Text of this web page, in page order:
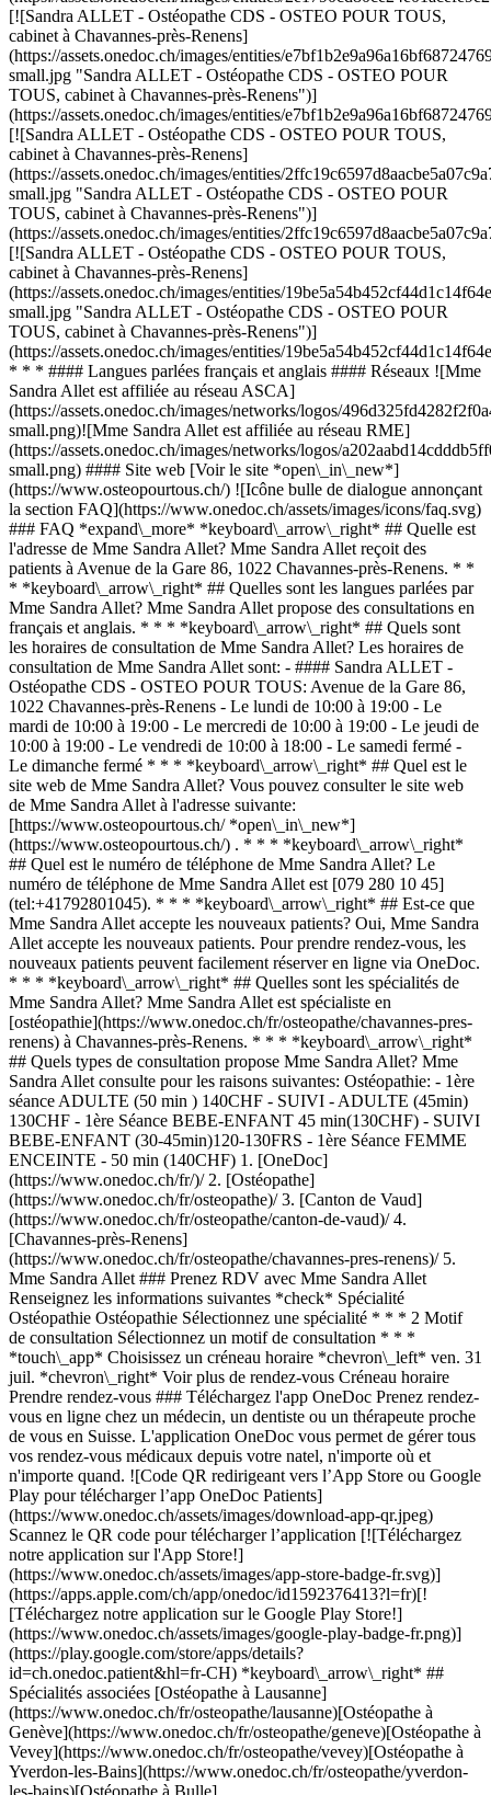
[![Sandra ALLET - Ostéopathe CDS - OSTEO POUR TOUS,
cabinet à Chavannes-près-Renens]
(https://assets.onedoc.ch/images/entities/
small.jpg "Sandra ALLET - Ostéopathe CDS - OSTEO POUR
TOUS, cabinet à Chavannes-près-Renens")]
(https://assets.onedoc.ch/images/entities/
[![Sandra ALLET - Ostéopathe CDS - OSTEO POUR TOUS,
cabinet à Chavannes-près-Renens]
(https://assets.onedoc.ch/images/entities/
small.jpg "Sandra ALLET - Ostéopathe CDS - OSTEO POUR
TOUS, cabinet à Chavannes-près-Renens")]
(https://assets.onedoc.ch/images/entities/
[![Sandra ALLET - Ostéopathe CDS - OSTEO POUR TOUS,
cabinet à Chavannes-près-Renens]
(https://assets.onedoc.ch/images/entities/
small.jpg "Sandra ALLET - Ostéopathe CDS - OSTEO POUR
TOUS, cabinet à Chavannes-près-Renens")]
(https://assets.onedoc.ch/images/entities/
* * * #### Langues parlées français et anglais #### Réseaux ![Mme
Sandra Allet est affiliée au réseau ASCA]
(https://assets.onedoc.ch/images/networks/logos/
small.png)![Mme Sandra Allet est affiliée au réseau RME]
(https://assets.onedoc.ch/images/networks/logos/
small.png) #### Site web [Voir le site *open\_in\_new*]
(https://www.osteopourtous.ch/) ![Icône bulle de dialogue annonçant
la section FAQ](https://www.onedoc.ch/assets/images/icons/faq.svg)
### FAQ *expand\_more* *keyboard\_arrow\_right* ## Quelle est
l'adresse de Mme Sandra Allet? Mme Sandra Allet reçoit des
patients à Avenue de la Gare 86, 1022 Chavannes-près-Renens. * *
* *keyboard\_arrow\_right* ## Quelles sont les langues parlées par
Mme Sandra Allet? Mme Sandra Allet propose des consultations en
français et anglais. * * * *keyboard\_arrow\_right* ## Quels sont
les horaires de consultation de Mme Sandra Allet? Les horaires de
consultation de Mme Sandra Allet sont: - #### Sandra ALLET -
Ostéopathe CDS - OSTEO POUR TOUS: Avenue de la Gare 86,
1022 Chavannes-près-Renens - Le lundi de 10:00 à 19:00 - Le
mardi de 10:00 à 19:00 - Le mercredi de 10:00 à 19:00 - Le jeudi de
10:00 à 19:00 - Le vendredi de 10:00 à 18:00 - Le samedi fermé -
Le dimanche fermé * * * *keyboard\_arrow\_right* ## Quel est le
site web de Mme Sandra Allet? Vous pouvez consulter le site web
de Mme Sandra Allet à l'adresse suivante:
[https://www.osteopourtous.ch/ *open\_in\_new*]
(https://www.osteopourtous.ch/) . * * * *keyboard\_arrow\_right*
## Quel est le numéro de téléphone de Mme Sandra Allet? Le
numéro de téléphone de Mme Sandra Allet est [079 280 10 45]
(tel:+41792801045). * * * *keyboard\_arrow\_right* ## Est-ce que
Mme Sandra Allet accepte les nouveaux patients? Oui, Mme Sandra
Allet accepte les nouveaux patients. Pour prendre rendez-vous, les
nouveaux patients peuvent facilement réserver en ligne via OneDoc.
* * * *keyboard\_arrow\_right* ## Quelles sont les spécialités de
Mme Sandra Allet? Mme Sandra Allet est spécialiste en
[ostéopathie](https://www.onedoc.ch/fr/osteopathe/chavannes-pres-
renens) à Chavannes-près-Renens. * * * *keyboard\_arrow\_right*
## Quels types de consultation propose Mme Sandra Allet? Mme
Sandra Allet consulte pour les raisons suivantes: Ostéopathie: - 1ère
séance ADULTE (50 min ) 140CHF - SUIVI - ADULTE (45min)
130CHF - 1ère Séance BEBE-ENFANT 45 min(130CHF) - SUIVI
BEBE-ENFANT (30-45min)120-130FRS - 1ère Séance FEMME
ENCEINTE - 50 min (140CHF) 1. [OneDoc](https://www.onedoc.ch/fr/)/ 2. [Ostéopathe](https://www.onedoc.ch/fr/osteopathe)/ 3. [Canton de Vaud](https://www.onedoc.ch/fr/osteopathe/canton-de-vaud)/ 4. [Chavannes-près-Renens](https://www.onedoc.ch/fr/osteopathe/chavannes-pres-renens)/ 5. Mme Sandra Allet ### Prenez RDV avec Mme Sandra Allet Renseignez les informations suivantes *check* Spécialité Ostéopathie Ostéopathie Sélectionnez une spécialité * * * 2 Motif de consultation Sélectionnez un motif de consultation * * * *touch\_app* Choisissez un créneau horaire *chevron\_left* ven. 31 juil. *chevron\_right* Voir plus de rendez-vous Créneau horaire Prendre rendez-vous ### Téléchargez l'app OneDoc Prenez rendez-vous en ligne chez un médecin, un dentiste ou un thérapeute proche de vous en Suisse. L'application OneDoc vous permet de gérer tous vos rendez-vous médicaux depuis votre natel, n'importe où et n'importe quand. ![Code QR redirigeant vers l’App Store ou Google Play pour télécharger l’app OneDoc Patients](https://www.onedoc.ch/assets/images/download-app-qr.jpeg) Scannez le QR code pour télécharger l’application [![Téléchargez notre application sur l'App Store!](https://www.onedoc.ch/assets/images/app-store-badge-fr.svg)](https://apps.apple.com/ch/app/onedoc/id1592376413?l=fr)[![Téléchargez notre application sur le Google Play Store!](https://www.onedoc.ch/assets/images/google-play-badge-fr.png)](https://play.google.com/store/apps/details?id=ch.onedoc.patient&hl=fr-CH) *keyboard\_arrow\_right* ## Spécialités associées [Ostéopathe à Lausanne](https://www.onedoc.ch/fr/osteopathe/lausanne)[Ostéopathe à Genève](https://www.onedoc.ch/fr/osteopathe/geneve)[Ostéopathe à Vevey](https://www.onedoc.ch/fr/osteopathe/vevey)[Ostéopathe à Yverdon-les-Bains](https://www.onedoc.ch/fr/osteopathe/yverdon-les-bains)[Ostéopathe à Bulle](https://www.onedoc.ch/fr/osteopathe/bulle)[Ostéopathe à Nyon](https://www.onedoc.ch/fr/osteopathe/nyon)[Ostéopathe à Préverenges](https://www.onedoc.ch/fr/osteopathe/preverenges)[Ostéopathe à Pully](https://www.onedoc.ch/fr/osteopathe/pully)[Ostéopathe à Châtel-Saint-Denis](https://www.onedoc.ch/fr/osteopathe/chatel-saint-denis)[Ostéopathe à Morges](https://www.onedoc.ch/fr/osteopathe/morges)[Ostéopathe à Epalinges](https://www.onedoc.ch/fr/osteopathe/epalinges)[Ostéopathe à Renens](https://www.onedoc.ch/fr/osteopathe/renens)[Ostéopathe à Collombey](https://www.onedoc.ch/fr/osteopathe/collombey)[Ostéopathe à Hauterive FR](https://www.onedoc.ch/fr/osteopathe/hauterive?state=FR)[Ostéopathe à Orbe](https://www.onedoc.ch/fr/osteopathe/orbe)[Ostéopathe à Bex](https://www.onedoc.ch/fr/osteopathe/bex)[Ostéopathe à Montreux](https://www.onedoc.ch/fr/osteopathe/montreux)[Ostéopathe à Lutry](https://www.onedoc.ch/fr/osteopathe/lutry)[Ostéopathe à Froideville](https://www.onedoc.ch/fr/osteopathe/froideville)[Ostéopathe à La Tour-de-Peilz](https://www.onedoc.ch/fr/osteopathe/la-tour-de-peilz)[Ostéopathe à Versoix](https://www.onedoc.ch/fr/osteopathe/versoix) *keyboard\_arrow\_right* ## Recherches fréquentes [Physiothérapeute à Genève](https://www.onedoc.ch/fr/physiotherapeute/geneve)[Psychologue à Genève](https://www.onedoc.ch/fr/psychologue/geneve)[Physiothérapeute à Lausanne](https://www.onedoc.ch/fr/physiotherapeute/lausanne)[Médecin généraliste à Genève](https://www.onedoc.ch/fr/medecin-generaliste/geneve)[Thérapeute en drainage lymphatique à Genève](https://www.onedoc.ch/fr/therapeute-en-drainage-lymphatique/geneve)[Masseur classique à Genève](https://www.onedoc.ch/fr/masseur-classique/geneve)[Spécialiste en médecine interne générale à Genève](https://www.onedoc.ch/fr/specialiste-en-medecine-interne-generale/geneve)[Réflexologue à Genève](https://www.onedoc.ch/fr/reflexologue/geneve)[Médecin-dentiste à Genève](https://www.onedoc.ch/fr/medecin-dentiste/geneve)[Psychologue à Lausanne](https://www.onedoc.ch/fr/psychologue/lausanne)[Acupuncteur à Genève](https://www.onedoc.ch/fr/acupuncteur/geneve)[Ostéopathe à Lausanne](https://www.onedoc.ch/fr/osteopathe/lausanne)[Masseur classique à Lausanne](https://www.onedoc.ch/fr/masseur-classique/lausanne)[Médecin généraliste à Lausanne](https://www.onedoc.ch/fr/medecin-generaliste/lausanne)[Spécialiste en Médecine Traditionnelle Chinoise (MTC) à Genève](https://www.onedoc.ch/fr/specialiste-en-medecine-traditionnelle-chinoise-mtc/geneve)[Physiothérapeute du sport à Genève](https://www.onedoc.ch/fr/physiotherapeute-du-sport/geneve)[Ostéopathe à Genève](https://www.onedoc.ch/fr/osteopathe/geneve)[Masseur thérapeutique à Genève](https://www.onedoc.ch/fr/masseur-therapeutique/geneve)[Gynécologue obstétricien à Genève](https://www.onedoc.ch/fr/gynecologue-obstetricien/geneve)[Psychothérapeute à Genève](https://www.onedoc.ch/fr/psychotherapeute/geneve)[Thérapeute en nutrition MCO à Genève](https://www.onedoc.ch/fr/therapeute-en-nutrition-mco/geneve) *keyboard\_arrow\_right* ## Annuaire des professionnels de santé suisses [Liste des praticiens](https://www.onedoc.ch/fr/annuaire) [A](https://www.onedoc.ch/fr/annuaire/A) [B](https://www.onedoc.ch/fr/annuaire/B) [C](https://www.onedoc.ch/fr/annuaire/C) [D](https://www.onedoc.ch/fr/annuaire/D) [E](https://www.onedoc.ch/fr/annuaire/E) [F](https://www.onedoc.ch/fr/annuaire/F) [G](https://www.onedoc.ch/fr/annuaire/G) [H](https://www.onedoc.ch/fr/annuaire/H) [I](https://www.onedoc.ch/fr/annuaire/I) [J](https://www.onedoc.ch/fr/annuaire/J) [K](https://www.onedoc.ch/fr/annuaire/K) [L](https://www.onedoc.ch/fr/annuaire/L) [M](https://www.onedoc.ch/fr/annuaire/M) [N](https://www.onedoc.ch/fr/annuaire/N) [O](https://www.onedoc.ch/fr/annuaire/O) [P](https://www.onedoc.ch/fr/annuaire/P) [Q](https://www.onedoc.ch/fr/annuaire/Q) [R](https://www.onedoc.ch/fr/annuaire/R) [S](https://www.onedoc.ch/fr/annuaire/S) [T](https://www.onedoc.ch/fr/annuaire/T) [U](https://www.onedoc.ch/fr/annuaire/U) [V](https://www.onedoc.ch/fr/annuaire/V) [W](https://www.onedoc.ch/fr/annuaire/W) [X](https://www.onedoc.ch/fr/annuaire/X) [Y](https://www.onedoc.ch/fr/annuaire/Y) [Z](https://www.onedoc.ch/fr/annuaire/Z) ## OneDoc [Pour les professionnels de santé](https://info.onedoc.ch/fr/) [À propos de nous](https://info.onedoc.ch/fr/raison-d-etre/) [Presse](https://info.onedoc.ch/fr/presse/) [Carrières](https://career.onedoc.ch/fr) [Centre de confidentialité](https://privacy.onedoc.ch/fr/) [Gestion des cookies](javascript:Didomi.preferences.show%28%29) [Centre d'aide](https://help.onedoc.ch/fr/) ## Langues [Deutsch](https://www.onedoc.ch/de/osteopathin/chavannes-pres-renens/pcvms/sandra-allet) [Français](https://www.onedoc.ch/fr/osteopathe/chavannes-pres-renens/pcvms/sandra-allet) [Italiano](https://www.onedoc.ch/it/osteopata/chavannes-pres-renens/pcvms/sandra-allet) [English](https://www.onedoc.ch/en/osteopath/chavannes-pres-renens/pcvms/sandra-allet) ## Spécialités associées [Ostéopathe à Lausanne](https://www.onedoc.ch/fr/osteopathe/lausanne) [Ostéopathe à Genève](https://www.onedoc.ch/fr/osteopathe/geneve) [Ostéopathe à Vevey](https://www.onedoc.ch/fr/osteopathe/vevey) [Ostéopathe à Yverdon-les-Bains](https://www.onedoc.ch/fr/osteopathe/yverdon-les-bains) [Ostéopathe à Bulle](https://www.onedoc.ch/fr/osteopathe/bulle) [Ostéopathe à Nyon](https://www.onedoc.ch/fr/osteopathe/nyon) [Ostéopathe à Préverenges](https://www.onedoc.ch/fr/osteopathe/preverenges) [Ostéopathe à Pully](https://www.onedoc.ch/fr/osteopathe/pully) [Ostéopathe à Châtel-Saint-Denis](https://www.onedoc.ch/fr/osteopathe/chatel-saint-denis) [Ostéopathe à Morges](https://www.onedoc.ch/fr/osteopathe/morges) [Ostéopathe à Epalinges](https://www.onedoc.ch/fr/osteopathe/epalinges) [Ostéopathe à Renens](https://www.onedoc.ch/fr/osteopathe/renens) [Ostéopathe à Collombey](https://www.onedoc.ch/fr/osteopathe/collombey) [Ostéopathe à Hauterive FR](https://www.onedoc.ch/fr/osteopathe/hauterive?state=FR) [Ostéopathe à Orbe](https://www.onedoc.ch/fr/osteopathe/orbe) [Ostéopathe à Bex](https://www.onedoc.ch/fr/osteopathe/bex) [Ostéopathe à Montreux](https://www.onedoc.ch/fr/osteopathe/montreux) [Ostéopathe à Lutry](https://www.onedoc.ch/fr/osteopathe/lutry) [Ostéopathe à Froideville](https://www.onedoc.ch/fr/osteopathe/froideville) [Ostéopathe à La Tour-de-Peilz](https://www.onedoc.ch/fr/osteopathe/la-tour-de-peilz) [Ostéopathe à Versoix](https://www.onedoc.ch/fr/osteopathe/versoix) ## Recherches fréquentes [Physiothérapeute à Genève](https://www.onedoc.ch/fr/physiotherapeute/geneve) [Psychologue à Genève](https://www.onedoc.ch/fr/psychologue/geneve) [Physiothérapeute à Lausanne](https://www.onedoc.ch/fr/physiotherapeute/lausanne) [Médecin généraliste à Genève](https://www.onedoc.ch/fr/medecin-generaliste/geneve) [Thérapeute en drainage lymphatique à Genève](https://www.onedoc.ch/fr/therapeute-en-drainage-lymphatique/geneve) [Massage classique à Genève](https://www.onedoc.ch/fr/masseur-classique/geneve) [Spécialiste en médecine interne générale à Genève](https://www.onedoc.ch/fr/specialiste-en-medecine-interne-generale/geneve) [Réflexologue à Genève](https://www.onedoc.ch/fr/reflexologue/geneve) [Médecin-dentiste à Genève](https://www.onedoc.ch/fr/medecin-dentiste/geneve) [Psychologue à Lausanne](https://www.onedoc.ch/fr/psychologue/lausanne) [Acupuncture à Genève](https://www.onedoc.ch/fr/acupuncteur/geneve) [Ostéopathe à Lausanne](https://www.onedoc.ch/fr/osteopathe/lausanne) [Massage classique à Lausanne](https://www.onedoc.ch/fr/masseur-classique/lausanne) [Médecin généraliste à Lausanne](https://www.onedoc.ch/fr/medecin-generaliste/lausanne) [Spécialiste en Médecine Traditionnelle Chinoise (MTC) à Genève](https://www.onedoc.ch/fr/specialiste-en-medecine-traditionnelle-chinoise-mtc/geneve) [Physiothérapeute du sport à Genève](https://www.onedoc.ch/fr/physiotherapeute-du-sport/geneve) [Ostéopathe à Genève](https://www.onedoc.ch/fr/osteopathe/geneve) [Massage thérapeutique à Genève](https://www.onedoc.ch/fr/masseur-therape